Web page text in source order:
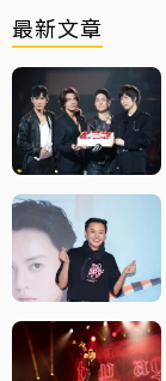
最新文章